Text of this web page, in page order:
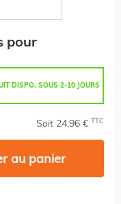
pour
DISPO. SOUS 2-10 JOURS
Soit 24,96 € TTC
au panier